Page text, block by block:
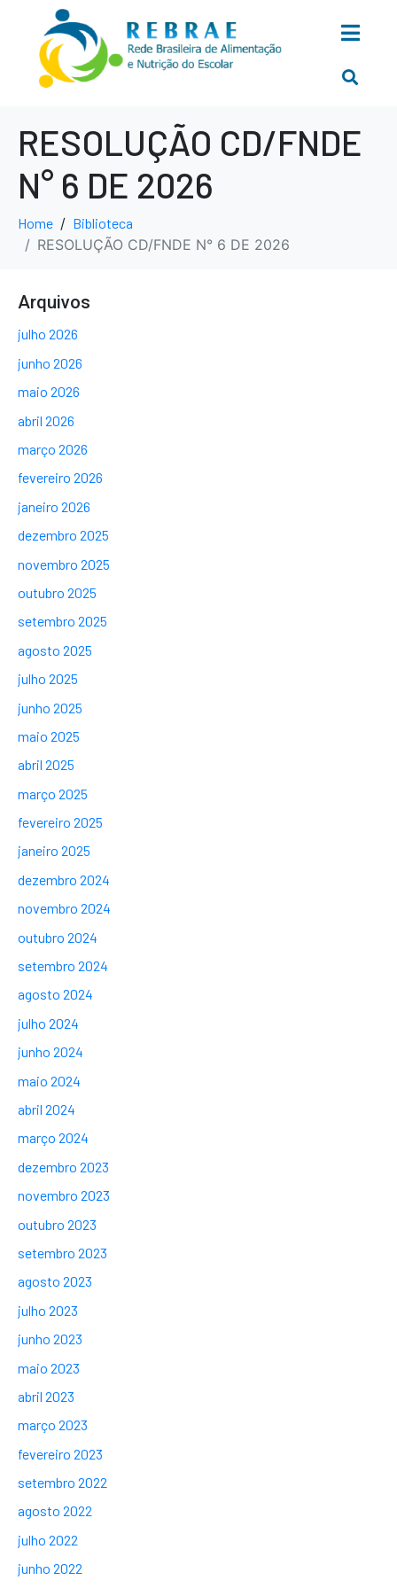
RESOLUÇÃO CD/FNDE
N° 6 DE 2026
Home Biblioteca
RESOLUÇÃO CD/FNDE N° 6 DE 2026
Arquivos
julho 2026
junho 2026
maio 2026
abril 2026
março 2026
fevereiro 2026
janeiro 2026
dezembro 2025
novembro 2025
outubro 2025
setembro 2025
agosto 2025
julho 2025
junho 2025
maio 2025
abril 2025
março 2025
fevereiro 2025
janeiro 2025
dezembro 2024
novembro 2024
outubro 2024
setembro 2024
agosto 2024
julho 2024
junho 2024
maio 2024
abril 2024
março 2024
dezembro 2023
novembro 2023
outubro 2023
setembro 2023
agosto 2023
julho 2023
junho 2023
maio 2023
abril 2023
março 2023
fevereiro 2023
setembro 2022
agosto 2022
julho 2022
junho 2022